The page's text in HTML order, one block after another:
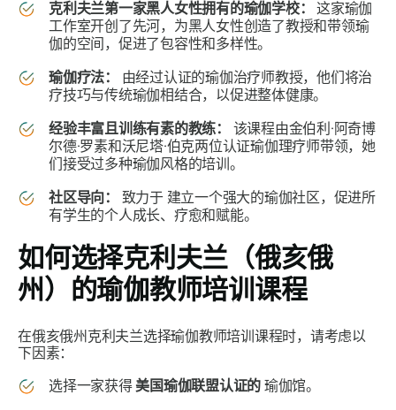
克利夫兰第一家黑人女性拥有的瑜伽学校：这家瑜伽
工作室开创了先河，为黑人女性创造了教授和带领瑜
伽的空间，促进了包容性和多样性。
瑜伽疗法： 由经过认证的瑜伽治疗师教授，他们将治
疗技巧与传统瑜伽相结合，以促进整体健康。
经验丰富且训练有素的教练： 该课程由金伯利·阿奇博
尔德·罗素和沃尼塔·伯克两位认证瑜伽理疗师带领，她
们接受过多种瑜伽风格的培训。
社区导向： 致力于 建立一个强大的瑜伽社区，促进所
有学生的个人成长、疗愈和赋能。
如何选择克利夫兰（俄亥俄
州）的瑜伽教师培训课程
在俄亥俄州克利夫兰选择瑜伽教师培训课程时，请考虑以
下因素：
选择一家获得 美国瑜伽联盟认证的 瑜伽馆。